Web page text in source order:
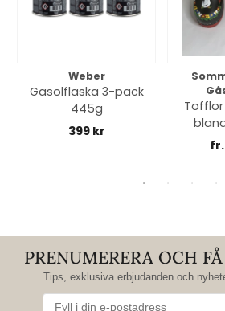
Weber
Gasolflaska 3-pack
445g
399 kr
PRENUMERERA OCH
Tips, exklusiva erbjudanden och